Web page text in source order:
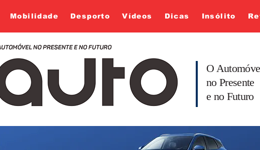
Mobilidade Desporto Vídeos Dicas Insólito
O
no Presente
e no Futuro